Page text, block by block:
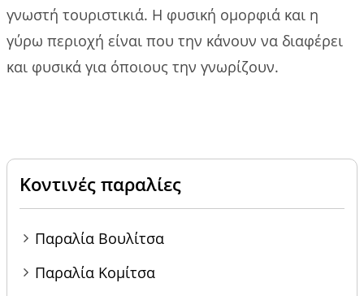
γνωστή τουριστικιά. Η φυσική ομορφιά και η
γύρω περιοχή είναι που την κάνουν να διαφέρει
και φυσικά για όποιους την γνωρίζουν.
Κοντινές παραλίες
Παραλία Βουλίτσα
Παραλία Κομίτσα